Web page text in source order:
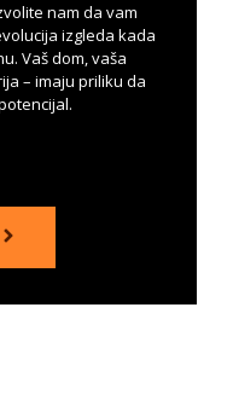
nam da vam
izgleda kada
Vaš dom, vaša
– imaju priliku da